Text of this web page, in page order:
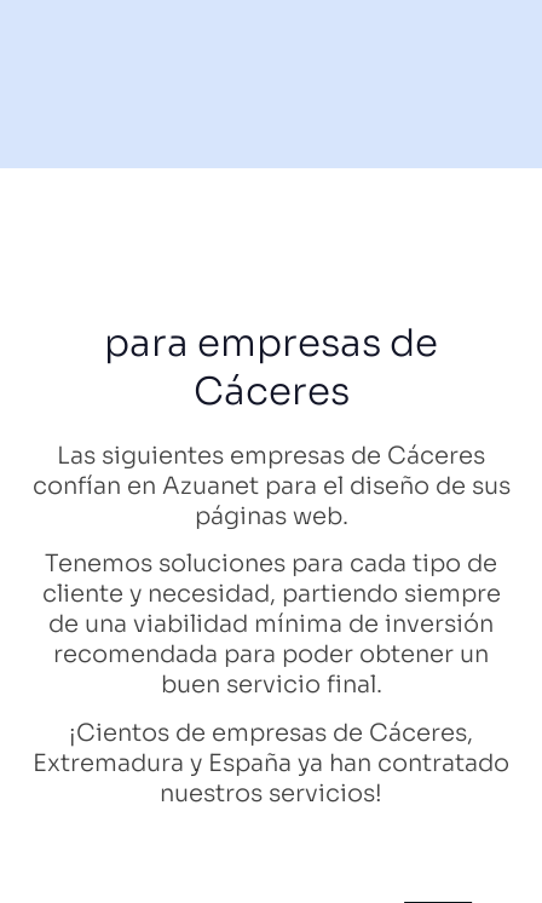
para empresas de
Cáceres
Las siguientes empresas de Cáceres
confían en Azuanet para el diseño de sus
páginas web.
Tenemos soluciones para cada tipo de
cliente y necesidad, partiendo siempre
de una viabilidad mínima de inversión
recomendada para poder obtener un
buen servicio final.
¡Cientos de empresas de Cáceres,
Extremadura y España ya han contratado
nuestros servicios!